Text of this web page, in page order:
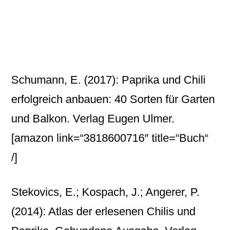
Schumann, E. (2017): Paprika und Chili
erfolgreich anbauen: 40 Sorten für Garten
und Balkon. Verlag Eugen Ulmer.
[amazon link=“3818600716″ title=“Buch“
/]
Stekovics, E.; Kospach, J.; Angerer, P.
(2014): Atlas der erlesenen Chilis und